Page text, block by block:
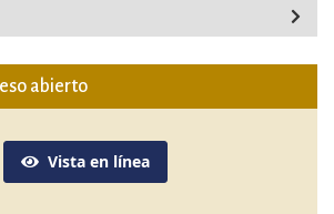
abierto
Vista en línea